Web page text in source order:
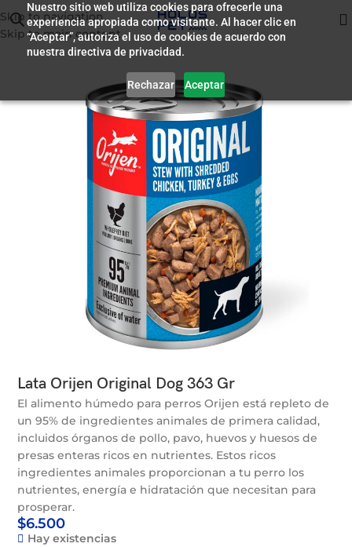
Nuestro sitio web utiliza cookies para ofrecerle una
experiencia apropiada como visitante. Al hacer clic en
“Aceptar”, autoriza el uso de cookies de acuerdo con
nuestra directiva de privacidad.
Rechazar Aceptar
Skip to navigation
Skip to main content
Inicio/Humedo para Perros
Lata Orijen Original Dog 363 Gr
El alimento húmedo para perros Orijen está repleto de
un 95% de ingredientes animales de primera calidad,
incluidos órganos de pollo, pavo, huevos y huesos de
presas enteras ricos en nutrientes. Estos ricos
ingredientes animales proporcionan a tu perro los
nutrientes, energía e hidratación que necesitan para
prosperar.
$6.500
Hay existencias